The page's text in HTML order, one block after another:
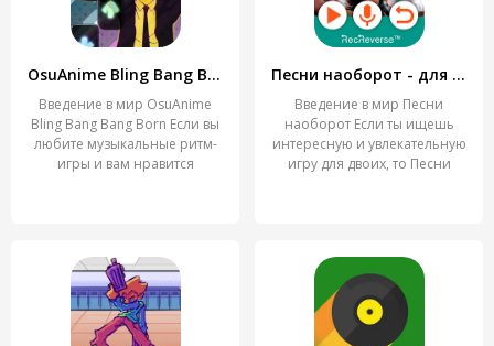
OsuAnime Bling Bang Bang Born
Введение в мир OsuAnime
Bling Bang Bang Born Если вы
любите музыкальные ритм-
игры и вам нравится
Песни наоборот - для двоих
Введение в мир Песни
наоборот Если ты ищешь
интересную и увлекательную
игру для двоих, то Песни